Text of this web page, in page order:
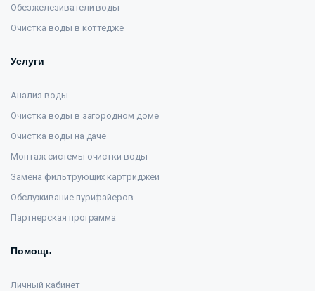
Обезжелезиватели воды
Очистка воды в коттедже
Услуги
Анализ воды
Очистка воды в загородном доме
Очистка воды на даче
Монтаж системы очистки воды
Замена фильтрующих картриджей
Обслуживание пурифайеров
Партнерская программа
Помощь
Личный кабинет